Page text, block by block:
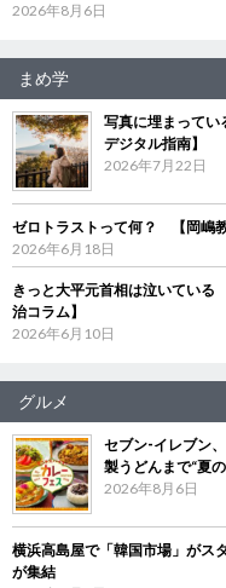
2026年8月6日
まめ学
写真に埋まって
デジタル指南】
2026年7月22日
ゼロトラストって何？ 【岡嶋教
2026年6月18日
きっと大平元首相は泣いてい
治コラム】
2026年6月10日
グルメ
セブン‐イレブン
製うどんまで“夏
2026年8月6日
横浜高島屋で「韓国市場」が
が集結